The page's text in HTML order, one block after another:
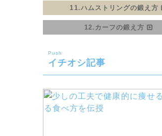
11.ハムストリングの鍛え方
12.カーフの鍛え方
Push
イチオシ記事